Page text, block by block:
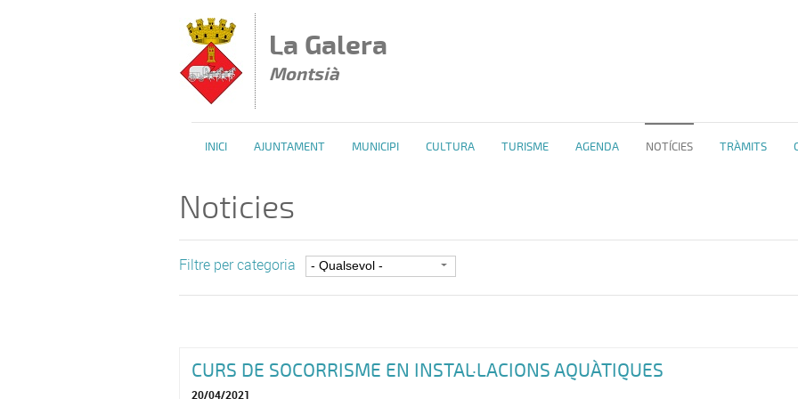
La Galera
Montsià
INICI AJUNTAMENT MUNICIPI CULTURA TURISME AGENDA NOTÍCIES TRÀMITS
Noticies
Filtre per categoria
CURS DE SOCORRISME EN INSTAL·LACIONS AQUÀTIQUES
20/04/2021